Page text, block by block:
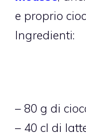
e proprio
Ingredienti:
– 80 g di
– 40 cl di